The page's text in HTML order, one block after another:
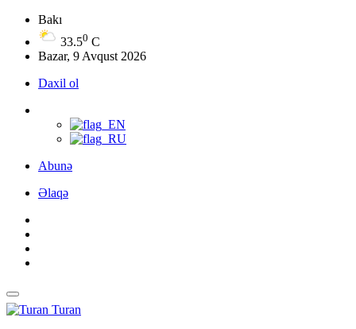
Bakı
33.50 C
Bazar, 9 Avqust 2026
Daxil ol
Abunə
Əlaqə
Turan